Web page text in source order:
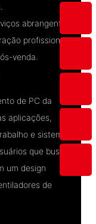
abrangente,
profissional,
venda.
de PC da
aplicações,
e sistemas
que buscam
um design
de